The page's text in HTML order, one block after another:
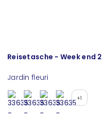
Reisetasche - Week end 2
Jardin fleuri
+1